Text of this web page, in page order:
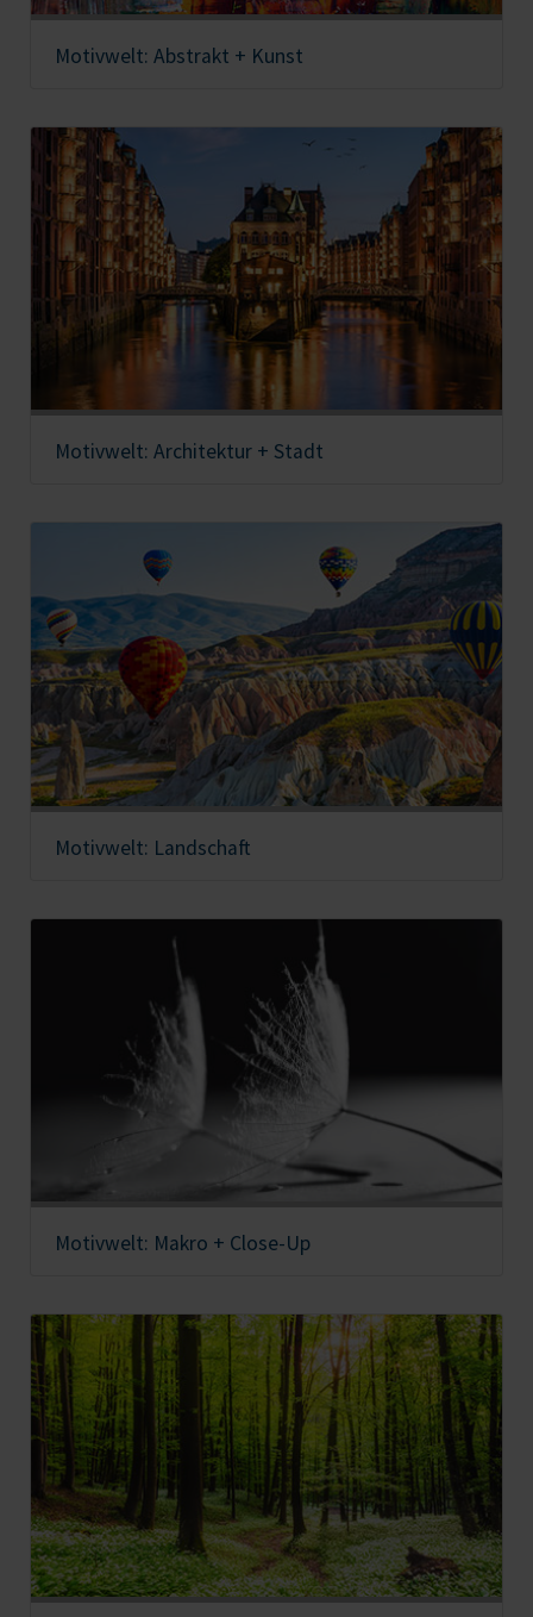
Motivwelt: Abstrakt + Kunst
Motivwelt: Architektur + Stadt
Motivwelt: Landschaft
Motivwelt: Makro + Close-Up